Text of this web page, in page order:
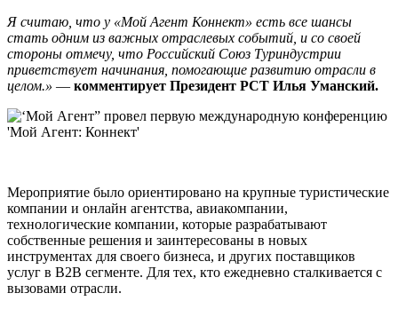
Я считаю, что у «Мой Агент Коннект» есть все шансы
стать одним из важных отраслевых событий, и со своей
стороны отмечу, что Российский Союз Туриндустрии
приветствует начинания, помогающие развитию отрасли в
целом.» — комментирует Президент РСТ Илья Уманский.
Мероприятие было ориентировано на крупные туристические
компании и онлайн агентства, авиакомпании,
технологические компании, которые разрабатывают
собственные решения и заинтересованы в новых
инструментах для своего бизнеса, и других поставщиков
услуг в B2B сегменте. Для тех, кто ежедневно сталкивается с
вызовами отрасли.